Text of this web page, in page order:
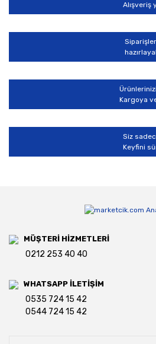
Gönder
Alışveriş
Ürünlerinizi
Kargoya
Siz
Keyfini
MÜŞTERİ HİZMETLERİ
0212 253 40 40
WHATSAPP İLETİŞİM
0535 724 15 42
0544 724 15 42